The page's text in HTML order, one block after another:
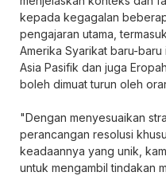
kepada kegagalan
pengajaran utama,
Amerika Syarikat baru-baru
Asia Pasifik dan juga
boleh dimuat turun oleh
"Dengan menyesuaikan
perancangan resolusi
keadaannya yang unik,
untuk mengambil tindakan